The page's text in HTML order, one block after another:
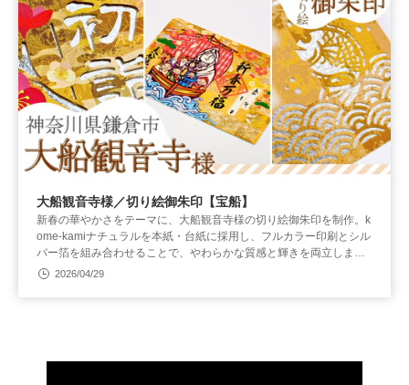
大船観音寺様／切り絵御朱印【宝船】
新春の華やかさをテーマに、大船観音寺様の切り絵御朱印を制作。k
ome-kamiナチュラルを本紙・台紙に採用し、フルカラー印刷とシル
バー箔を組み合わせることで、やわらかな質感と輝きを両立しまし
た。レーザーカットと重ね構造により奥行きを持たせた制作事例で
2026/04/29